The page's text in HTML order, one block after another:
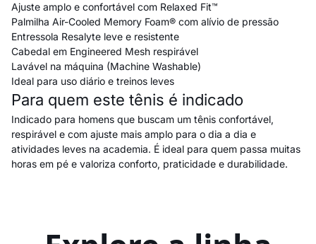
Ajuste amplo e confortável com Relaxed Fit™
Palmilha Air-Cooled Memory Foam® com alívio de pressão
Entressola Resalyte leve e resistente
Cabedal em Engineered Mesh respirável
Lavável na máquina (Machine Washable)
Ideal para uso diário e treinos leves
Para quem este tênis é indicado
Indicado para homens que buscam um tênis confortável,
respirável e com ajuste mais amplo para o dia a dia e
atividades leves na academia. É ideal para quem passa muitas
horas em pé e valoriza conforto, praticidade e durabilidade.